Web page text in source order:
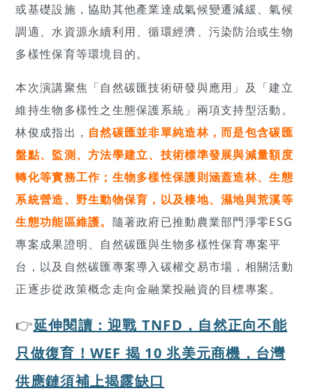
或基礎設施，協助其他產業達成氣候變遷減緩、氣候
調適、水資源永續利用、循環經濟、污染防治或生物
多樣性保育等環境目的。
本次演講聚焦「自然碳匯技術研發與應用」及「建立
維持生物多樣性之生態保護系統」兩項支持型活動。
林俊成指出， 自然碳匯並非單純造林，而是包含碳匯
盤點、監測、方法學建立、技術標準發展與減量額度
轉化等實務工作；生物多樣性保護則涵蓋造林、生態
系統營造、野生動物保育，以及棲地、濕地與荒溪等
生態功能區維護。 隨著政府已推動農業部門淨零ESG
專案成果證明、自然碳匯與生物多樣性保育專案平
台，以及自然碳匯專案導入碳權交易市場，相關活動
正逐步從政策概念走向金融業投融資的目標專案。
👉延伸閱讀：迎戰 TNFD，自然正向不能
只做復育！WEF 揭 10 兆美元商機，台灣
供應鏈須補上揭露缺口